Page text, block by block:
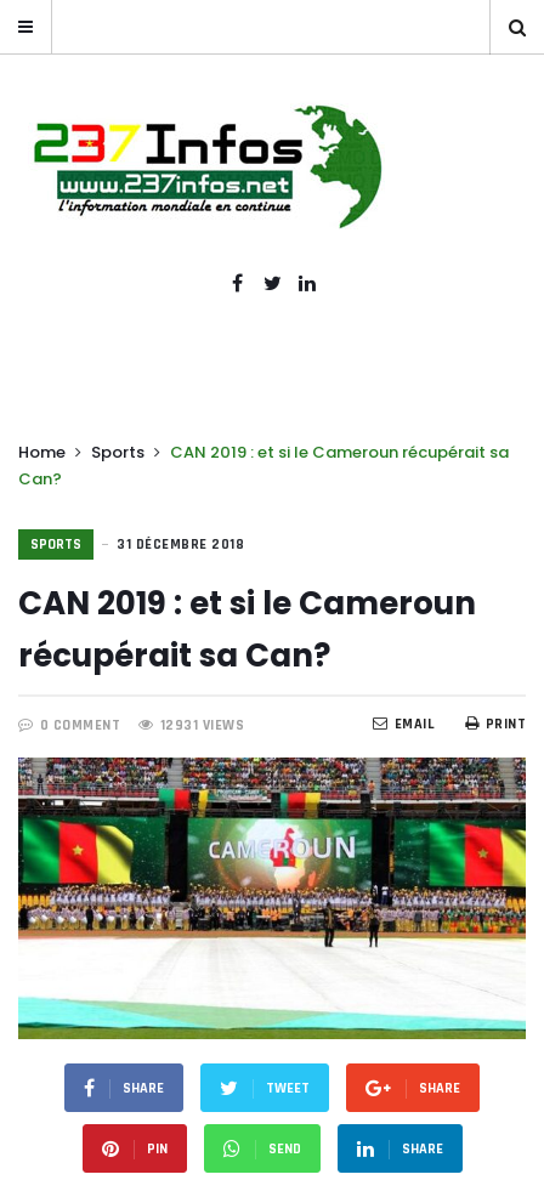
Home Sports
CAN 2019 : et si le Cameroun récupérait sa
Can?
SPORTS 31 DÉCEMBRE 2018
CAN 2019 : et si le Cameroun
récupérait sa Can?
0 COMMENT 12931 VIEWS PRINT
EMAIL
SHARE TWEET SHARE
PIN SEND SHARE